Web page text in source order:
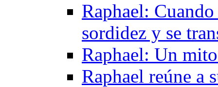
Raphael:
sordidez y se
Raphael: Un
Raphael reúne a